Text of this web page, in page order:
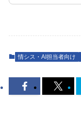
情シス・AI担当者向け